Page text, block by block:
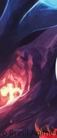
Brasil